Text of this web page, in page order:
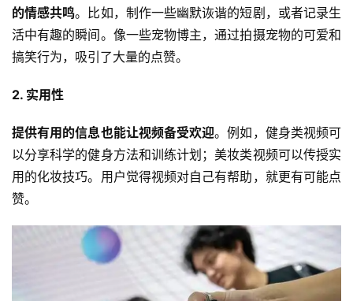
的情感共鸣。比如，制作一些幽默诙谐的短剧，或者记录生
活中有趣的瞬间。像一些宠物博主，通过拍摄宠物的可爱和
搞笑行为，吸引了大量的点赞。
2. 实用性
提供有用的信息也能让视频备受欢迎。例如，健身类视频可
以分享科学的健身方法和训练计划；美妆类视频可以传授实
用的化妆技巧。用户觉得视频对自己有帮助，就更有可能点
赞。